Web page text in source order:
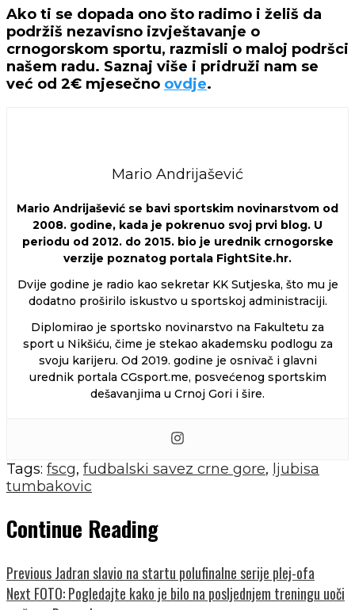
Ako ti se dopada ono što radimo i želiš da
podržiš nezavisno izvještavanje o
crnogorskom sportu, razmisli o maloj podršci
našem radu. Saznaj više i pridruži nam se
već od 2€ mjesečno ovdje.
Mario Andrijašević
Mario Andrijašević se bavi sportskim novinarstvom od
2008. godine, kada je pokrenuo svoj prvi blog. U
periodu od 2012. do 2015. bio je urednik crnogorske
verzije poznatog portala FightSite.hr.
Dvije godine je radio kao sekretar KK Sutjeska, što mu je
dodatno proširilo iskustvo u sportskoj administraciji.
Diplomirao je sportsko novinarstvo na Fakultetu za
sport u Nikšiću, čime je stekao akademsku podlogu za
svoju karijeru. Od 2019. godine je osnivač i glavni
urednik portala CGsport.me, posvećenog sportskim
dešavanjima u Crnoj Gori i šire.
Tags: fscg, fudbalski savez crne gore, ljubisa
tumbakovic
Continue Reading
PreviousJadran slavio na startu polufinalne serije plej-ofa
Next FOTO: Pogledajte kako je bilo na posljednjem treningu uoči